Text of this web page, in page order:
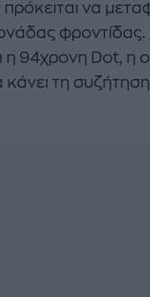
να
φροντίδας.
η 94χρονη Dot, η
τη συζήτηση